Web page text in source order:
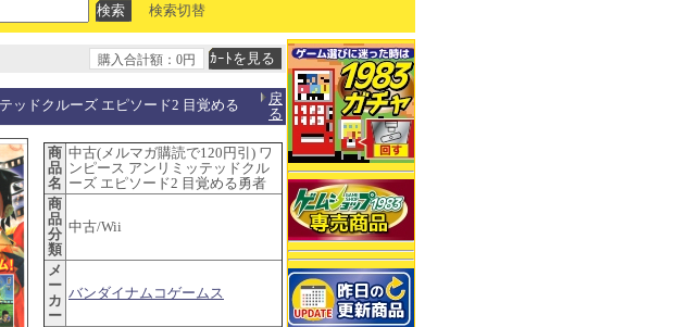
検索切替
購入合計額：0円
ッドクルーズ エピソード2 目覚める
戻
る
商
品
名
中古(メルマガ購読で120円引) ワ
ンピース アンリミッテッドクル
ーズ エピソード2 目覚める勇者
商
品
分
類
中古/Wii
メ
ー
カ
ー
バンダイナムコゲームス